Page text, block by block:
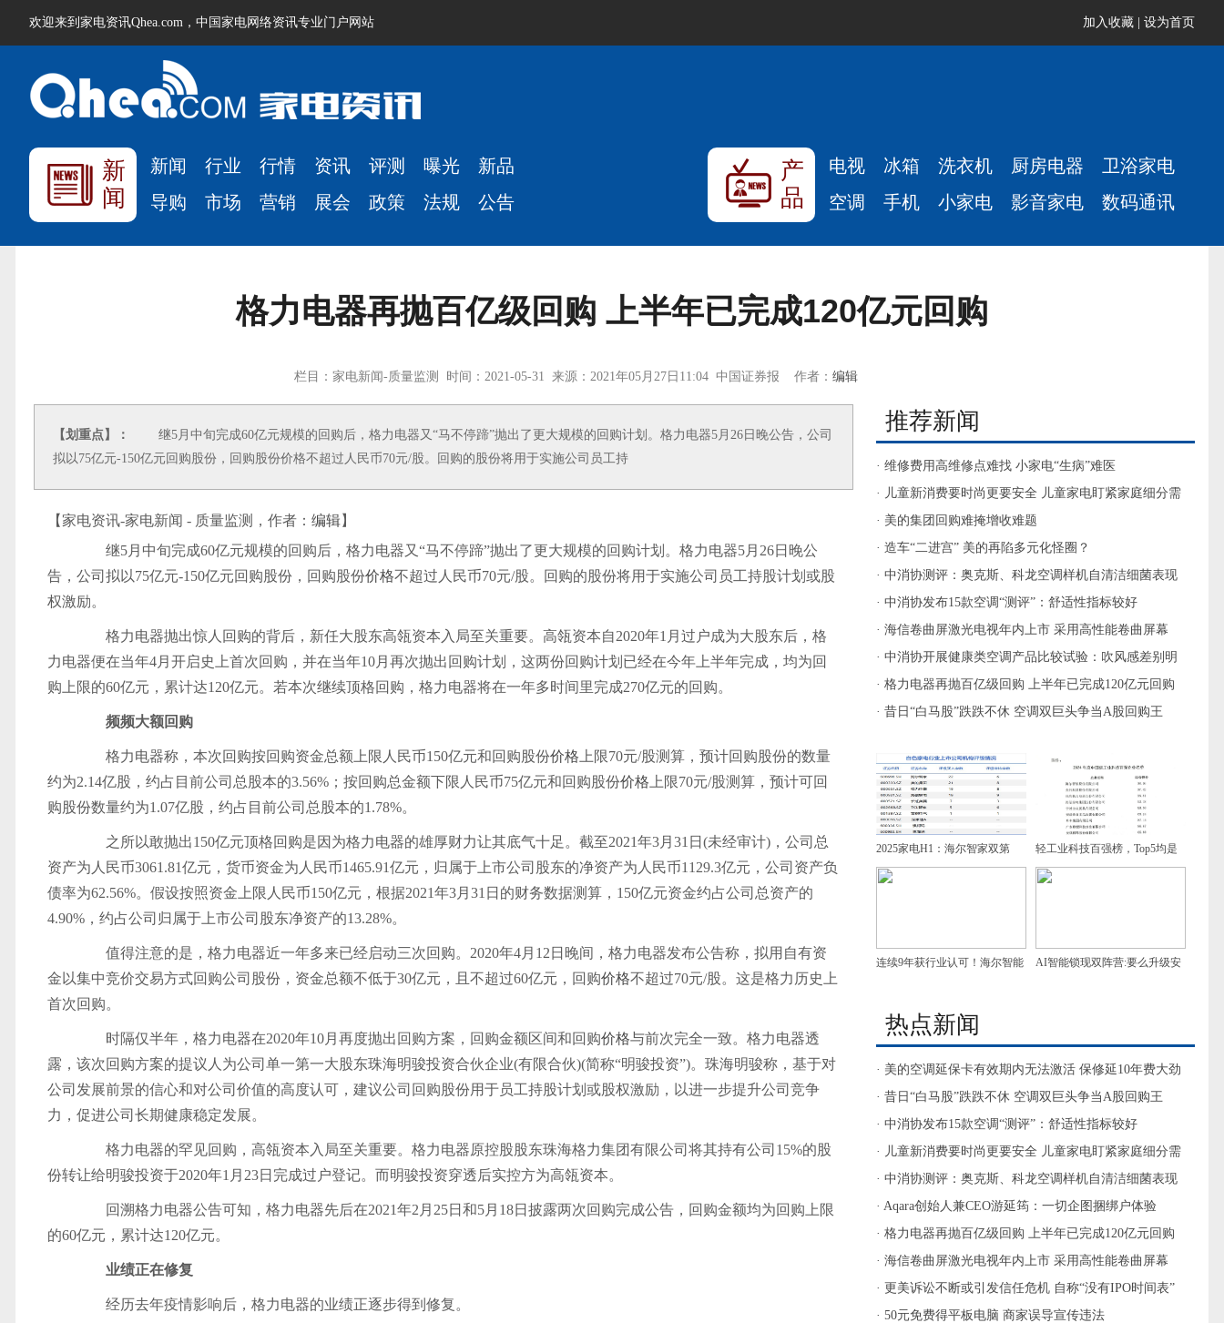
欢迎来到家电资讯Qhea.com，中国家电网络资讯专业门户网站 加入收藏 设为首页
新
闻
新闻 行业 行情 资讯 评测 曝光
新品
导购
市场 营销 展会 政策 法规 公告
产
品
电视 冰箱 洗衣机 厨房电器
卫浴家电
空调
手机 小家电 影音家电 数码通讯
格力电器再抛百亿级回购 上半年已完成120亿元回购
栏目：家电新闻-质量监测 时间：2021-05-31 来源：2021年05月27日11:04 中国证券报 作者： 编辑
【划重点】：
继5月中旬完成60亿元规模的回购后，格力电器又“马不停蹄”抛出了更大规模的回购计划。格力电器5月26日晚公告，公司
拟以75亿元-150亿元回购股份，回购股份价格不超过人民币70元/股。回购的股份将用于实施公司员工持
【家电资讯-家电新闻 - 质量监测，作者： 编辑】
继5月中旬完成60亿元规模的回购后，格力电器又“马不停蹄”抛出了更大规模的回购计划。格力电器5月26日晚公
告，公司拟以75亿元-150亿元回购股份，回购股份价格不超过人民币70元/股。回购的股份将用于实施公司员工持股计划或股
权激励。
格力电器抛出惊人回购的背后，新任大股东高瓴资本入局至关重要。高瓴资本自2020年1月过户成为大股东后，格
力电器便在当年4月开启史上首次回购，并在当年10月再次抛出回购计划，这两份回购计划已经在今年上半年完成，均为回
购上限的60亿元，累计达120亿元。若本次继续顶格回购，格力电器将在一年多时间里完成270亿元的回购。
频频大额回购
格力电器称，本次回购按回购资金总额上限人民币150亿元和回购股份价格 上限70元/股测算，预计回购股份的数量
约为2.14亿股，约占目前公司总股本的3.56%；按回购总金额下限人民币75亿元和回购股份价格 上限70元/股测算，预计可回
购股份数量约为1.07亿股，约占目前公司总股本的1.78%。
之所以敢抛出150亿元顶格回购是因为格力电器的雄厚财力让其底气十足。截至2021年3月31日(未经审计)，公司总
资产为人民币3061.81亿元，货币资金为人民币1465.91亿元，归属于上市公司股东的净资产为人民币1129.3亿元，公司资产负
债率为62.56%。假设按照资金上限人民币150亿元，根据2021年3月31日的财务数据测算，150亿元资金约占公司总资产的
4.90%，约占公司归属于上市公司股东净资产的13.28%。
值得注意的是，格力电器近一年多来已经启动三次回购。2020年4月12日晚间，格力电器发布公告称，拟用自有资
金以集中竞价交易方式回购公司股份，资金总额不低于30亿元，且不超过60亿元，回购价格不超过70元/股。这是格力历史上
首次回购。
时隔仅半年，格力电器在2020年10月再度抛出回购方案，回购金额区间和回购价格与前次完全一致。格力电器透
露，该次回购方案的提议人为公司单一第一大股东珠海明骏投资合伙企业(有限合伙)(简称“明骏投资”)。珠海明骏称，基于对
公司发展前景的信心和对公司价值的高度认可，建议公司回购股份用于员工持股计划或股权激励，以进一步提升公司竞争
力，促进公司长期健康稳定发展。
格力电器的罕见回购，高瓴资本入局至关重要。格力电器原控股股东珠海格力集团有限公司将其持有公司15%的股
份转让给明骏投资于2020年1月23日完成过户登记。而明骏投资穿透后实控方为高瓴资本。
回溯格力电器公告可知，格力电器先后在2021年2月25日和5月18日披露两次回购完成公告，回购金额均为回购上限
的60亿元，累计达120亿元。
业绩正在修复
经历去年疫情影响后，格力电器的业绩正逐步得到修复。
推荐新闻
· 维修费用高维修点难找 小家电“生病”难医
· 儿童新消费要时尚更要安全 儿童家电盯紧家庭细分需
求
· 美的集团回购难掩增收难题
· 造车“二进宫” 美的再陷多元化怪圈？
· 中消协测评：奥克斯、科龙空调样机自清洁细菌表现
较差
· 中消协发布15款空调“测评”：舒适性指标较好
· 海信卷曲屏激光电视年内上市 采用高性能卷曲屏幕
· 中消协开展健康类空调产品比较试验：吹风感差别明
显
· 格力电器再抛百亿级回购 上半年已完成120亿元回购
· 昔日“白马股”跌跌不休 空调双巨头争当A股回购王
2025家电H1：海尔智家双第
一，增速领跑
轻工业科技百强榜，Top5均是
家电企业，谁是第一？
连续9年获行业认可！海尔智能 AI智能锁现双阵营:要么升级安
热点新闻
· 美的空调延保卡有效期内无法激活 保修延10年费大劲
· 昔日“白马股”跌跌不休 空调双巨头争当A股回购王
· 中消协发布15款空调“测评”：舒适性指标较好
· 儿童新消费要时尚更要安全 儿童家电盯紧家庭细分需
求
· 中消协测评：奥克斯、科龙空调样机自清洁细菌表现
较差
· Aqara创始人兼CEO游延筠：一切企图捆绑户体验
的“入口”为都将被户抛弃
· 格力电器再抛百亿级回购 上半年已完成120亿元回购
· 海信卷曲屏激光电视年内上市 采用高性能卷曲屏幕
· 更美诉讼不断或引发信任危机 自称“没有IPO时间表”
· 50元免费得平板电脑 商家误导宣传违法